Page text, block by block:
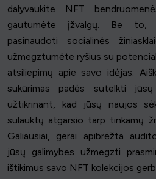
dalyvaukite NFT
gautumėte įžvalgų. Be to,
pasinaudoti socialinės
užmegztumėte ryšius su
atsiliepimų apie savo idėjas.
sukūrimas padės sutelkti
užtikrinant, kad jūsų naujos
sulauktų atgarsio tarp tinkamų
Galiausiai, gerai apibrėžta
jūsų galimybes užmegzti
ištikimus savo NFT kolekcijos